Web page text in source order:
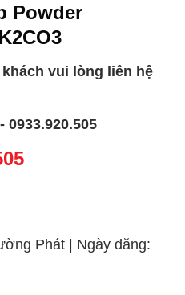
Powder
vui lòng liên hệ
0933.920.505
Phát | Ngày đăng: